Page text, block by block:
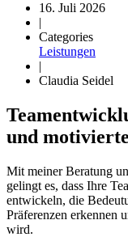
16. Juli 2026
|
Categories
Leistungen
|
Claudia Seidel
und
Mit meiner Beratung
gelingt es, dass Ihre
entwickeln, die
Präferenzen erkennen
wird.